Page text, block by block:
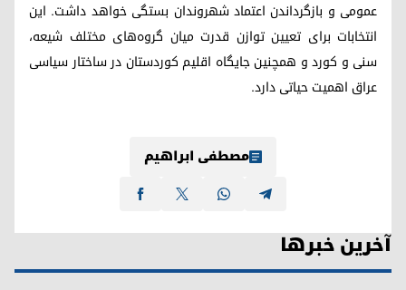
عمومی و بازگرداندن اعتماد شهروندان بستگی خواهد داشت. این
انتخابات برای تعیین توازن قدرت میان گروه‌های مختلف شیعه،
سنی و کورد و همچنین جایگاه اقلیم کوردستان در ساختار سیاسی
عراق اهمیت حیاتی دارد.
مصطفی ابراهیم
آخرین خبرها